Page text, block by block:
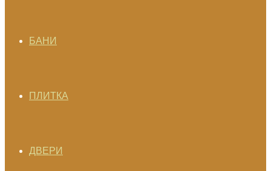
БАНИ
ПЛИТКА
ДВЕРИ